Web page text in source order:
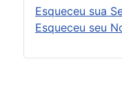
Esqueceu sua
Esqueceu seu